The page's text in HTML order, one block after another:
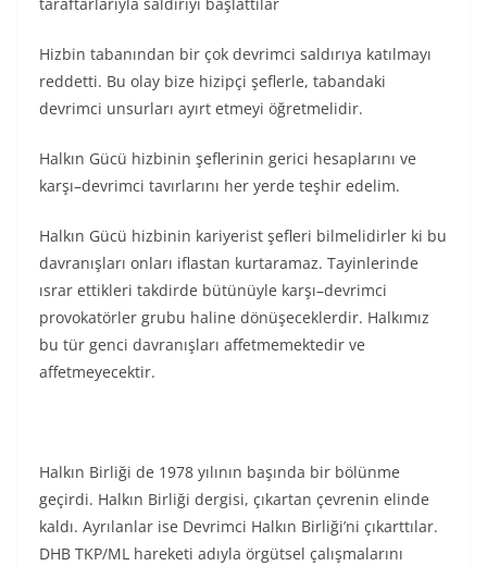
Hizbin tabanından bir çok devrimci saldırıya katılmayı
reddetti. Bu olay bize hizipçi şeflerle, tabandaki
devrimci unsurları ayırt etmeyi öğretmelidir.
Halkın Gücü hizbinin şeflerinin gerici hesaplarını ve
karşı–devrimci tavırlarını her yerde teşhir edelim.
Halkın Gücü hizbinin kariyerist şefleri bilmelidirler ki bu
davranışları onları iflastan kurtaramaz. Tayinlerinde
ısrar ettikleri takdirde bütünüyle karşı–devrimci
provokatörler grubu haline dönüşeceklerdir. Halkımız
bu tür genci davranışları affetmemektedir ve
affetmeyecektir.
Halkın Birliği de 1978 yılının başında bir bölünme
geçirdi. Halkın Birliği dergisi, çıkartan çevrenin elinde
kaldı. Ayrılanlar ise Devrimci Halkın Birliği’ni çıkarttılar.
DHB TKP/ML hareketi adıyla örgütsel çalışmalarını